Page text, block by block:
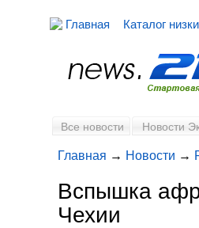
Главная Каталог
Все новости Новости
Главная → Новости →
Вспышка
Чехии